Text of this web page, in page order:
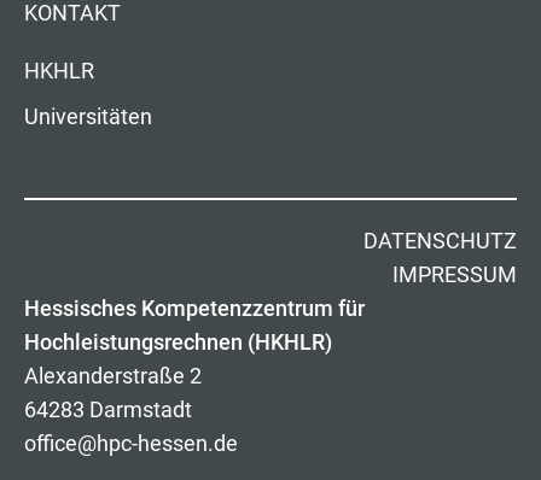
KONTAKT
HKHLR
Universitäten
DATENSCHUTZ
IMPRESSUM
Hessisches Kompetenzzentrum für
Hochleistungsrechnen (HKHLR)
Alexanderstraße 2
64283 Darmstadt
office@hpc-hessen.de